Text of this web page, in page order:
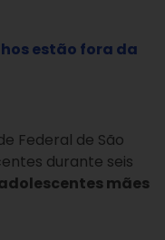
estão fora da
Federal de São
durante seis
mães